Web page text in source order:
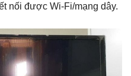
nối được Wi-Fi/mạng dây.